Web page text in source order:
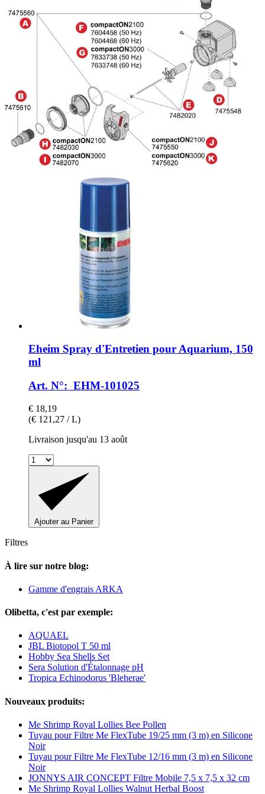
Eheim Spray d'Entretien pour Aquarium, 150
ml
Art. N°: EHM-101025
€ 18,19
(€ 121,27 / L)
Livraison jusqu'au 13 août
Ajouter au Panier
Filtres
À lire sur notre blog:
Gamme d'engrais ARKA
Olibetta, c'est par exemple:
AQUAEL
JBL Biotopol T 50 ml
Hobby Sea Shells Set
Sera Solution d'Étalonnage pH
Tropica Echinodorus 'Bleherae'
Nouveaux produits:
Me Shrimp Royal Lollies Bee Pollen
Tuyau pour Filtre Me FlexTube 19/25 mm (3 m) en Silicone
Noir
Tuyau pour Filtre Me FlexTube 12/16 mm (3 m) en Silicone
Noir
JONNYS AIR CONCEPT Filtre Mobile 7,5 x 7,5 x 32 cm
Me Shrimp Royal Lollies Walnut Herbal Boost